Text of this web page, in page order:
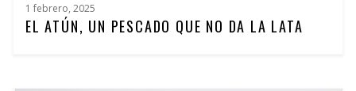
1 febrero, 2025
EL ATÚN, UN PESCADO QUE NO DA LA LATA